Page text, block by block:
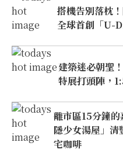
搭機告別落枕
全球首創「U-
建築迷必朝聖
特展打頭陣，
離市區15分鐘
隱少女湯屋」清
宅咖啡